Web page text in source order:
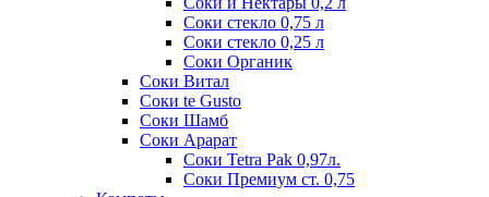
Соки стекло 0,75 л
Соки стекло 0,25 л
Соки Органик
Соки Витал
Соки te Gusto
Соки Шамб
Соки Арарат
Соки Tetra Pak 0,97л.
Соки Премиум ст. 0,75